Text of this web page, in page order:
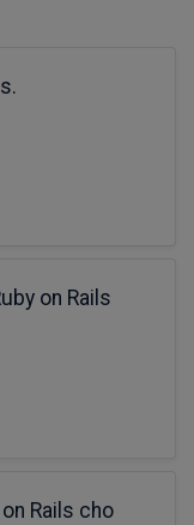
on Rails
Rails cho